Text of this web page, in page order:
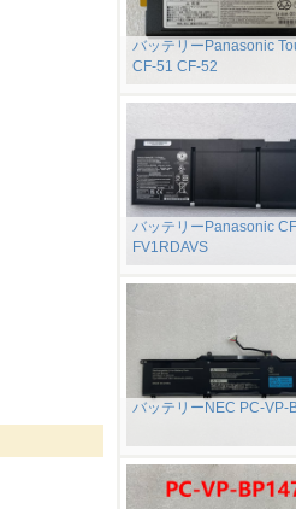
バッテリーPanasonic
CF-51 CF-52
バッテリーPanasonic
FV1RDAVS
バッテリーNEC PC-VP-